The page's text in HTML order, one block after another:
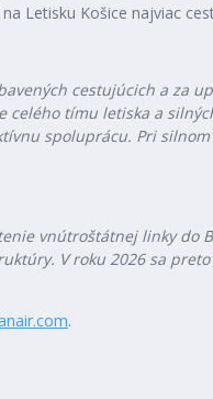
Letisku Košice najviac
cestujúcich a za
tímu letiska a
spoluprácu. Pri
vnútroštátnej linky
V roku 2026 sa
.